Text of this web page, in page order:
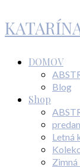
DOMOV
Blog
Shop
Letná